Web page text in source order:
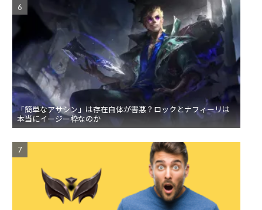
「簡単なアサシン」は存在自体が害悪？ロックとナフィーリは
本当にイージー枠なのか